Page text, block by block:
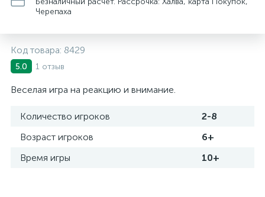
Черепаха
Код товара: 8429
5.0 1 отзыв
Веселая игра на реакцию и внимание.
Количество игроков
2-8
Возраст игроков
6+
Время игры
10+